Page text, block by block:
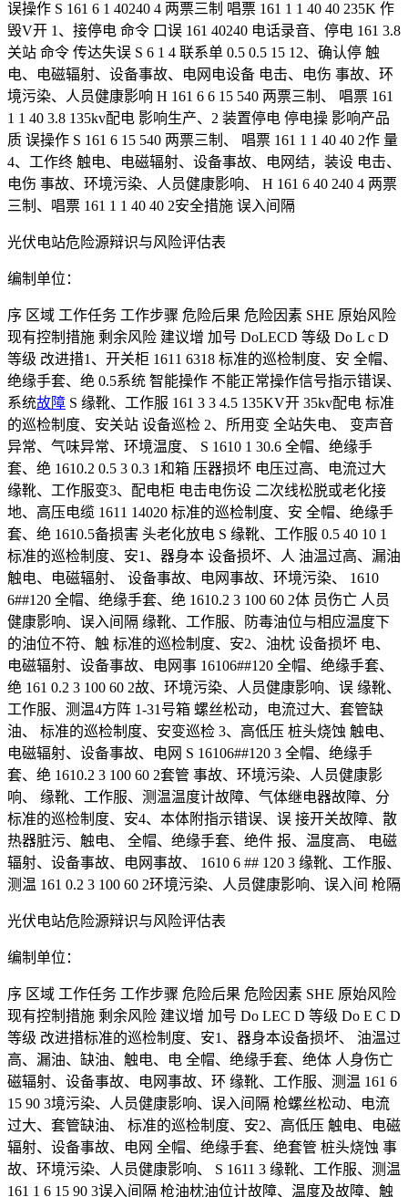
误操作 S 161 6 1 40240 4 两票三制 唱票 161 1 1 40 40 235K 作
毁V开 1、接停电 命令 口误 161 40240 电话录音、停电 161 3.8
关站 命令 传达失误 S 6 1 4 联系单 0.5 0.5 15 12、确认停 触
电、电磁辐射、设备事故、电网电设备 电击、电伤 事故、环
境污染、人员健康影响 H 161 6 6 15 540 两票三制、 唱票 161
1 1 40 3.8 135kv配电 影响生产、2 装置停电 停电操 影响产品
质 误操作 S 161 6 15 540 两票三制、 唱票 161 1 1 40 40 2作 量
4、工作终 触电、电磁辐射、设备事故、电网结，装设 电击、
电伤 事故、环境污染、人员健康影响、 H 161 6 40 240 4 两票
三制、唱票 161 1 1 40 40 2安全措施 误入间隔
光伏电站危险源辩识与风险评估表
编制单位：
序 区域 工作任务 工作步骤 危险后果 危险因素 SHE 原始风险
现有控制措施 剩余风险 建议增 加号 DoLECD 等级 Do L c D
等级 改进措1、开关柜 1611 6318 标准的巡检制度、安 全帽、
绝缘手套、绝 0.5系统 智能操作 不能正常操作信号指示错误、
系统故障 S 缘靴、工作服 161 3 3 4.5 135KV开 35kv配电 标准
的巡检制度、安关站 设备巡检 2、所用变 全站失电、 变声音
异常、气味异常、环境温度、 S 1610 1 30.6 全帽、绝缘手
套、绝 1610.2 0.5 3 0.3 1和箱 压器损坏 电压过高、电流过大
缘靴、工作服变3、配电柜 电击电伤设 二次线松脱或老化接
地、高压电缆 1611 14020 标准的巡检制度、安 全帽、绝缘手
套、绝 1610.5备损害 头老化放电 S 缘靴、工作服 0.5 40 10 1
标准的巡检制度、安1、器身本 设备损坏、人 油温过高、漏油
触电、电磁辐射、 设备事故、电网事故、环境污染、 1610
6##120 全帽、绝缘手套、绝 1610.2 3 100 60 2体 员伤亡 人员
健康影响、误入间隔 缘靴、工作服、防毒油位与相应温度下
的油位不符、触 标准的巡检制度、安2、油枕 设备损坏 电、
电磁辐射、设备事故、电网事 16106##120 全帽、绝缘手套、
绝 161 0.2 3 100 60 2故、环境污染、人员健康影响、误 缘靴、
工作服、测温4方阵 1-31号箱 螺丝松动，电流过大、套管缺
油、 标准的巡检制度、安变巡检 3、高低压 桩头烧蚀 触电、
电磁辐射、设备事故、电网 S 16106##120 3 全帽、绝缘手
套、绝 1610.2 3 100 60 2套管 事故、环境污染、人员健康影
响、 缘靴、工作服、测温温度计故障、气体继电器故障、分
标准的巡检制度、安4、本体附指示错误、误 接开关故障、散
热器脏污、触电、 全帽、绝缘手套、绝件 报、温度高、 电磁
辐射、设备事故、电网事故、 1610 6 ## 120 3 缘靴、工作服、
测温 161 0.2 3 100 60 2环境污染、人员健康影响、误入间 枪隔
光伏电站危险源辩识与风险评估表
编制单位：
序 区域 工作任务 工作步骤 危险后果 危险因素 SHE 原始风险
现有控制措施 剩余风险 建议增 加号 Do LEC D 等级 Do E C D
等级 改进措标准的巡检制度、安1、器身本设备损坏、 油温过
高、漏油、缺油、触电、电 全帽、绝缘手套、绝体 人身伤亡
磁辐射、设备事故、电网事故、环 缘靴、工作服、测温 161 6
15 90 3境污染、人员健康影响、误入间隔 枪螺丝松动、电流
过大、套管缺油、 标准的巡检制度、安2、高低压 触电、电磁
辐射、设备事故、电网 全帽、绝缘手套、绝套管 桩头烧蚀 事
故、环境污染、人员健康影响、 S 1611 3 缘靴、工作服、测温
161 1 6 15 90 3误入间隔 枪油枕油位计故障、温度及故障、触